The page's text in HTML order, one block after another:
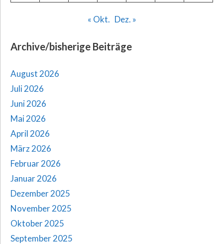
« Okt. Dez. »
Archive/bisherige Beiträge
August 2026
Juli 2026
Juni 2026
Mai 2026
April 2026
März 2026
Februar 2026
Januar 2026
Dezember 2025
November 2025
Oktober 2025
September 2025